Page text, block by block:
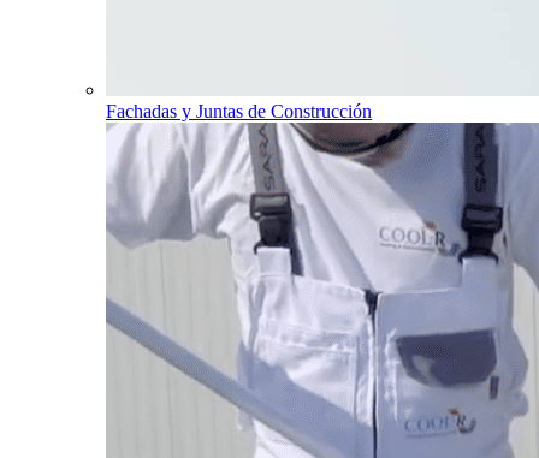
Fachadas y Juntas de Construcción